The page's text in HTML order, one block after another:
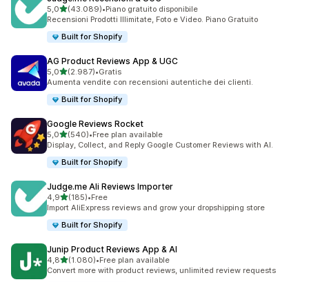
5,0stelle su 5
(43.089)
43089 recensioni totali
•Piano gratuito disponibile
Recensioni Prodotti Illimitate, Foto e Video. Piano Gratuito
Built for Shopify
AG Product Reviews App & UGC
5,0stelle su 5
(2.987)
2987 recensioni totali
•Gratis
Aumenta vendite con recensioni autentiche dei clienti.
Built for Shopify
Google Reviews Rocket
5,0stelle su 5
(540)
540 recensioni totali
•Free plan available
Display, Collect, and Reply Google Customer Reviews with AI.
Built for Shopify
Judge.me Ali Reviews Importer
4,9stelle su 5
(185)
185 recensioni totali
•Free
Import AliExpress reviews and grow your dropshipping store
Built for Shopify
Junip Product Reviews App & AI
4,8stelle su 5
(1.080)
1080 recensioni totali
•Free plan available
Convert more with product reviews, unlimited review requests